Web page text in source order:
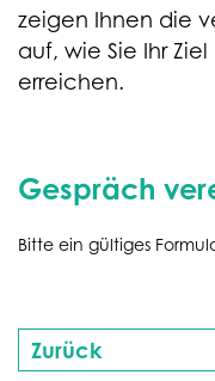
zeigen Ihnen die
auf, wie Sie Ihr
erreichen.
Gespräch
Bitte ein gültiges
Zurück